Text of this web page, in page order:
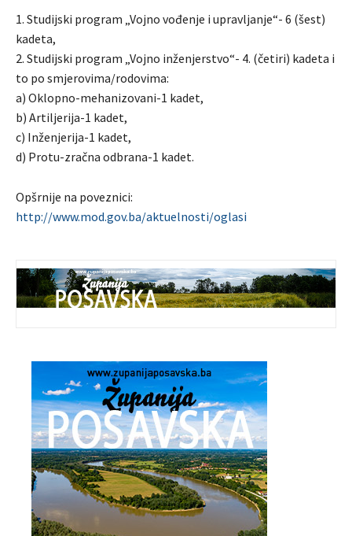
1. Studijski program „Vojno vođenje i upravljanje“- 6 (šest)
kadeta,
2. Studijski program „Vojno inžеnjerstvo“- 4. (četiri) kadeta i
to po smjerovima/rodovima:
a) Oklopno-mehanizovani-1 kadet,
b) Artiljerija-1 kadet,
c) Inženjerija-1 kadet,
d) Protu-zračna odbrana-1 kadet.
Opšrnije na poveznici:
http://www.mod.gov.ba/aktuelnosti/oglasi